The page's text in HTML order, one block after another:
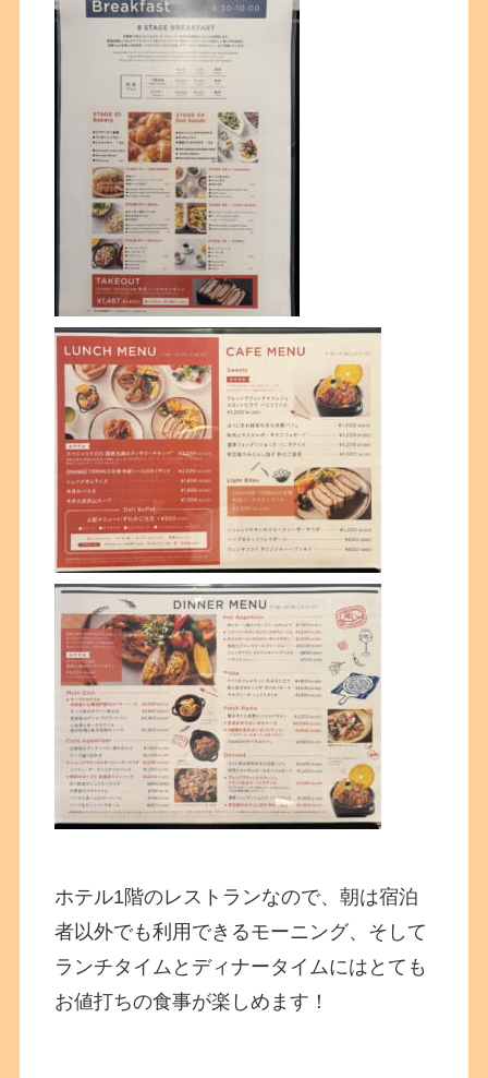
ホテル1階のレストランなので、朝は宿泊
者以外でも利用できるモーニング、そして
ランチタイムとディナータイムにはとても
お値打ちの食事が楽しめます！